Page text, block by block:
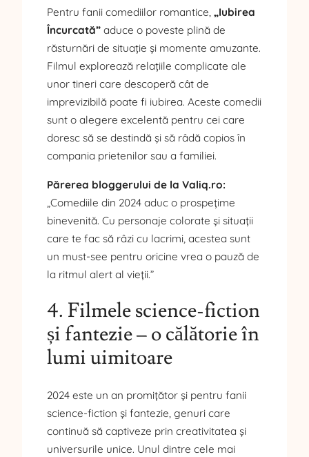
Pentru fanii comediilor romantice, „Iubirea
Încurcată” aduce o poveste plină de
răsturnări de situație și momente amuzante.
Filmul explorează relațiile complicate ale
unor tineri care descoperă cât de
imprevizibilă poate fi iubirea. Aceste comedii
sunt o alegere excelentă pentru cei care
doresc să se destindă și să râdă copios în
compania prietenilor sau a familiei.
Părerea bloggerului de la Valiq.ro:
„Comediile din 2024 aduc o prospețime
binevenită. Cu personaje colorate și situații
care te fac să râzi cu lacrimi, acestea sunt
un must-see pentru oricine vrea o pauză de
la ritmul alert al vieții.”
4. Filmele science-fiction
și fantezie – o călătorie în
lumi uimitoare
2024 este un an promițător și pentru fanii
science-fiction și fantezie, genuri care
continuă să captiveze prin creativitatea și
universurile unice. Unul dintre cele mai